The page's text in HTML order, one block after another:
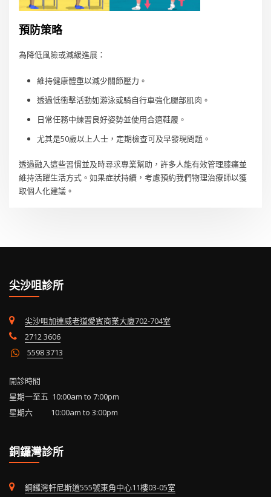
預防策略
為降低風險或減緩進展：
維持健康體重以減少關節壓力。
透過低衝擊活動如游泳或騎自行車強化腿部肌肉。
日常任務中練習良好姿勢並使用合適鞋履。
尤其是50歲以上人士，定期檢查可及早發現問題。
透過融入這些習慣並及時尋求專業幫助，許多人能有效管理膝痛並
維持活躍生活方式。如果症狀持續，考慮預約我們物理治療師以獲
取個人化建議。
尖沙咀診所
尖沙咀加連威老道愛賓商業大廈702-704室
2712 3606
5598 3713
開診時間
星期一至五 10:00am to 7:00pm
星期六 10:00am to 3:00pm
銅鑼灣診所
銅鑼灣軒尼斯道555號東角中心11樓03-05室